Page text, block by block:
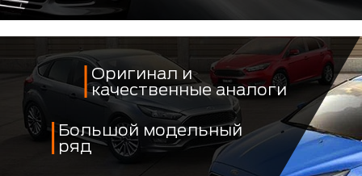
Оригинал и
качественные аналоги
Большой модельный
ряд